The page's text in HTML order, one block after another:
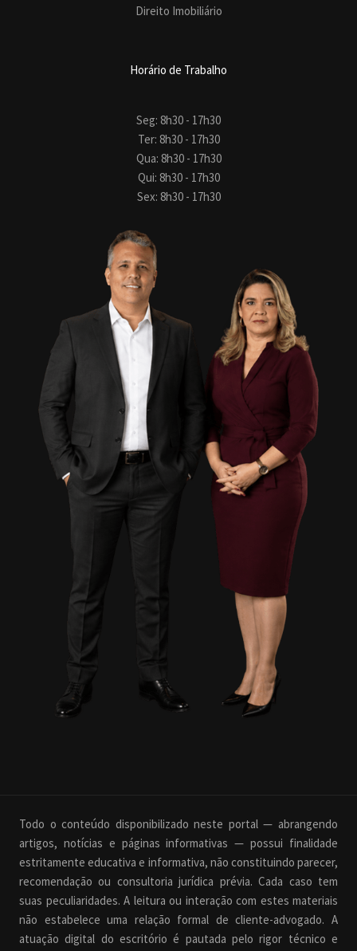
Direito Imobiliário
Horário de Trabalho
Seg: 8h30 - 17h30
Ter: 8h30 - 17h30
Qua: 8h30 - 17h30
Qui: 8h30 - 17h30
Sex: 8h30 - 17h30
Todo o conteúdo disponibilizado neste portal — abrangendo
artigos, notícias e páginas informativas — possui finalidade
estritamente educativa e informativa, não constituindo parecer,
recomendação ou consultoria jurídica prévia. Cada caso tem
suas peculiaridades. A leitura ou interação com estes materiais
não estabelece uma relação formal de cliente-advogado. A
atuação digital do escritório é pautada pelo rigor técnico e